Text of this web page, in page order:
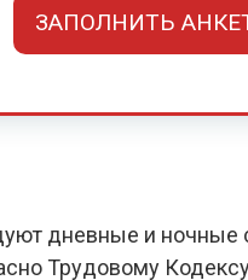
ЗАПОЛНИТЬ
дневные и ночные
Трудовому